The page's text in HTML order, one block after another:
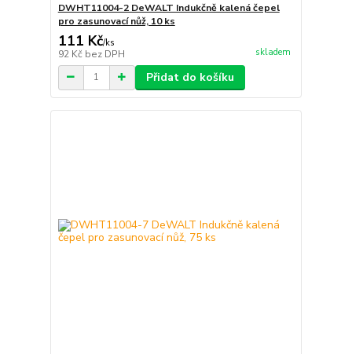
DWHT11004-2 DeWALT Indukčně kalená čepel
pro zasunovací nůž, 10 ks
111 Kč/ks
92 Kč bez DPH skladem
Přidat do košíku